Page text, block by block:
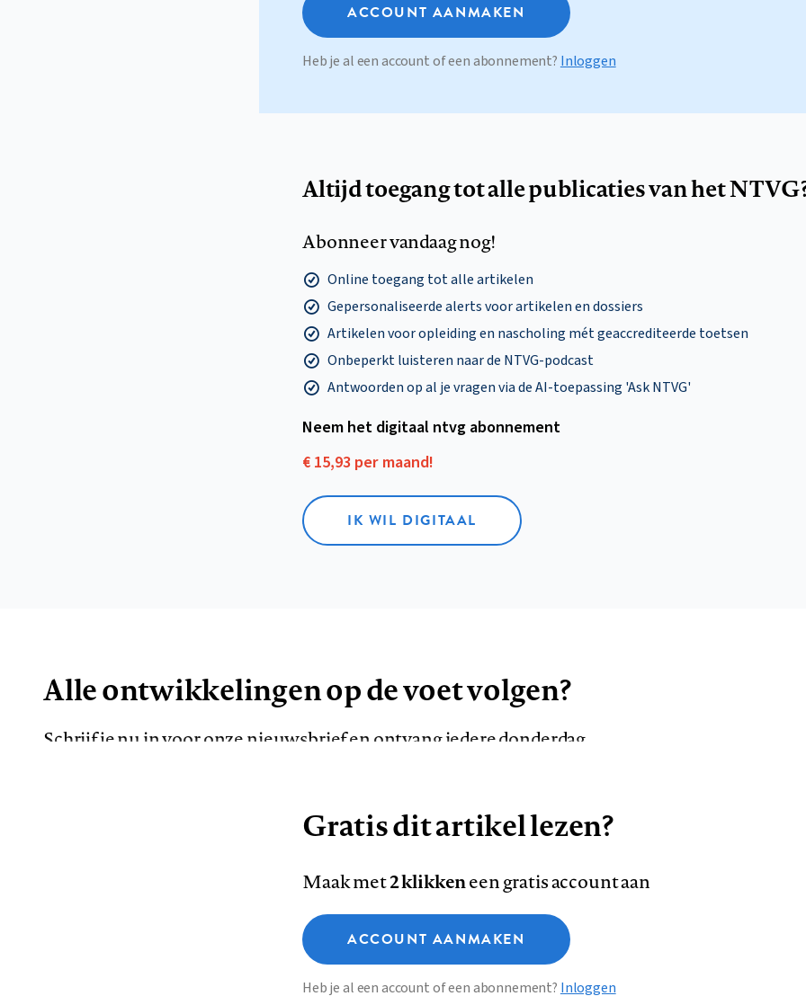
ACCOUNT AANMAKEN
Heb je al een account of een abonnement? Inloggen
Altijd toegang tot alle publicaties van het
Abonneer vandaag nog!
Online toegang tot alle artikelen
Gepersonaliseerde alerts voor artikelen en dossiers
Artikelen voor opleiding en nascholing mét geaccrediteerde toetsen
Onbeperkt luisteren naar de NTVG-podcast
Antwoorden op al je vragen via de AI-toepassing 'Ask NTVG'
Neem het digitaal ntvg abonnement
€ 15,93 per maand!
IK WIL DIGITAAL
Alle ontwikkelingen op de voet volgen?
Schrijf je nu in voor onze nieuwsbrief en ontvang iedere donderdag
AANMELDEN
Colofon Disclaimer Privacy About us
Gratis dit artikel lezen?
Maak met2 klikkeneen gratis account aan
ACCOUNT AANMAKEN
Heb je al een account of een abonnement? Inloggen
Deze site gebruikt cookies
Functionele cookies
Analytische cookies